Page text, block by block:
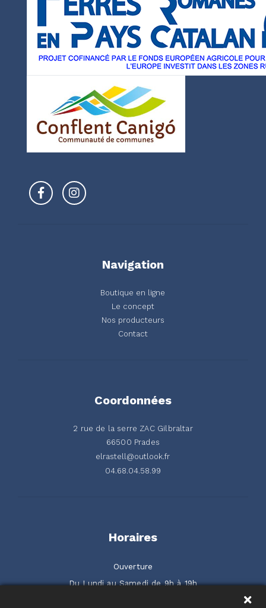
Navigation
Boutique en ligne
Le concept
Nos producteurs
Contact
Coordonnées
2 rue de la serre ZAC Gilbraltar
66500 Prades
elrastell@outlook.fr
04.68.04.58.99
Horaires
Ouverture
Du Lundi au Samedi de 9h à 19h